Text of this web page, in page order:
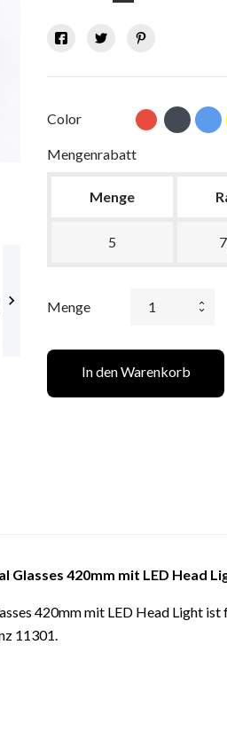

Color Red BlackBlue
Mengenrabatt
Menge
5
Menge
In den Warenkorb
420mm mit LED Head
420mm mit LED Head Light
11301.